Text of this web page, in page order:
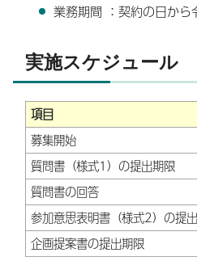
業務期間 ：契約の日か
実施スケジュール
項目
募集開始
質問書（様式1）の提出期限
質問書の回答
参加意思表明書（様式2）の提
企画提案書の提出期限